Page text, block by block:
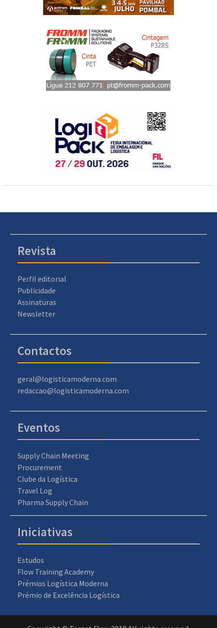
Revista
Perfil editorial
Publicidade
Assinaturas
Newsletter
Contactos
geral@logisticamoderna.com
redaccao@logisticamoderna.com
Eventos
Supply Chain Meeting
Procurement
Clube da Logística
Travel Log
Pharma Supply Chain
Iniciativas
Estudos
Flow Training Academy
Prémios Logística Moderna
Prémio de Excelência Logística